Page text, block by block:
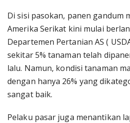
Di sisi pasokan, panen gandum
Amerika Serikat kini mulai
Departemen Pertanian AS (
sekitar 5% tanaman telah
lalu. Namun, kondisi tanaman
dengan hanya 26% yang
sangat baik.
Pelaku pasar juga menantikan